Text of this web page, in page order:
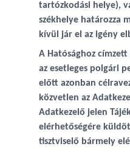
tartózkodási helye),
székhelye határozza
kívül jár el az igény
A Hatósághoz
az esetleges polgári
előtt azonban
közvetlen az
Adatkezelő jelen
elérhetőségére
tisztviselő bármely